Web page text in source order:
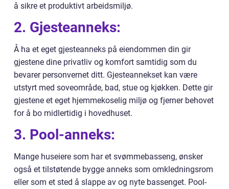
å sikre et produktivt arbeidsmiljø.
2. Gjesteanneks:
Å ha et eget gjesteanneks på eiendommen din gir
gjestene dine privatliv og komfort samtidig som du
bevarer personvernet ditt. Gjesteannekset kan være
utstyrt med soveområde, bad, stue og kjøkken. Dette gir
gjestene et eget hjemmekoselig miljø og fjerner behovet
for å bo midlertidig i hovedhuset.
3. Pool-anneks:
Mange huseiere som har et svømmebasseng, ønsker
også et tilstøtende bygge anneks som omkledningsrom
eller som et sted å slappe av og nyte bassenget. Pool-